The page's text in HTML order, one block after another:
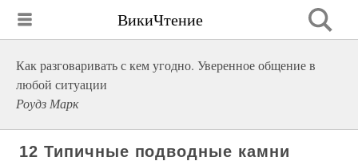
ВикиЧтение
Как разговаривать с кем угодно. Уверенное общение в
любой ситуации
Роудз Марк
12 Типичные подводные камни